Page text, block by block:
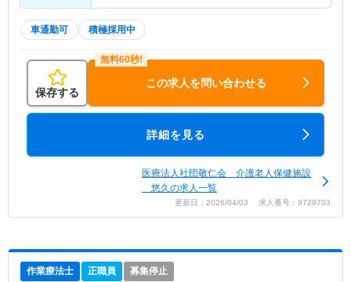
車通勤可 積極採用中
保存する
この求人を問い合わせる
詳細を見る
医療法人社団敬仁会 介護老人保健施設
悠久の求人一覧
更新日：2026/04/03 求人番号：9729703
作業療法士 正職員 募集停止